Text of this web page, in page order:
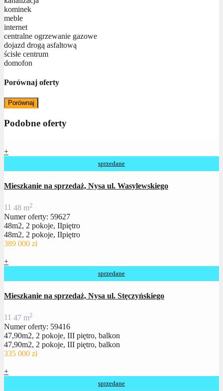
kominek
meble
internet
centralne ogrzewanie gazowe
dojazd drogą asfaltową
ścisłe centrum
domofon
Porównaj oferty
Porównaj
Podobne oferty
+
sprzedane
Mieszkanie na sprzedaż, Nysa ul. Wasylewskiego
11 48 m2
Numer oferty: 59627
48m2, 2 pokoje, IIpiętro
48m2, 2 pokoje, IIpiętro
389 000 zł
+
sprzedane
Mieszkanie na sprzedaż, Nysa ul. Stęczyńskiego
11 47 m2
Numer oferty: 59416
47,90m2, 2 pokoje, III piętro, balkon
47,90m2, 2 pokoje, III piętro, balkon
335 000 zł
+
sprzedane